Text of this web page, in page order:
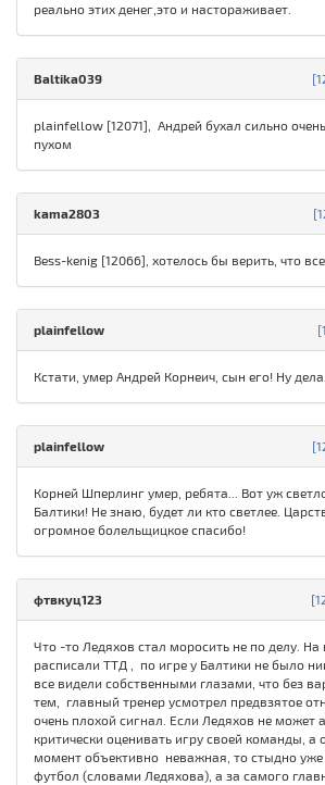
реально этих денег,это и настораживает.
Baltika039
plainfellow [12071], Андрей бухал сильно
пухом
kama2803
Bess-kenig [12066], хотелось бы верить, что
plainfellow
Кстати, умер Андрей Корнеич, сын его! Ну дела...
plainfellow
Корней Шперлинг умер, ребята... Вот уж
Балтики! Не знаю, будет ли кто светлее.
огромное болельщицкое спасибо!
фтвкуц123
Что -то Ледяхов стал моросить не по делу.
расписали ТТД , по игре у Балтики не было
все видели собственными глазами, что без
тем, главный тренер усмотрел предвзятое
очень плохой сигнал. Если Ледяхов не может
критически оценивать игру своей команды, а
момент объективно неважная, то стыдно уже
футбол (словами Ледяхова), а за самого